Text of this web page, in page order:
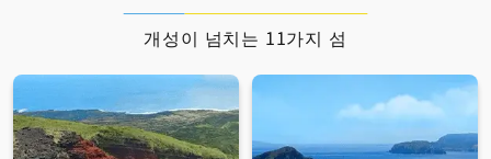
개성이 넘치는 11가지 섬